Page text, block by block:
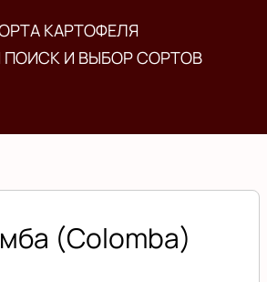
КАРТОФЕЛЯ
И ВЫБОР СОРТОВ
(Colomba)